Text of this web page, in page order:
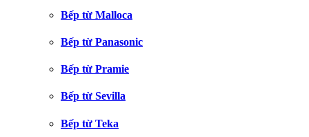
Bếp từ Malloca
Bếp từ Panasonic
Bếp từ Pramie
Bếp từ Sevilla
Bếp từ Teka